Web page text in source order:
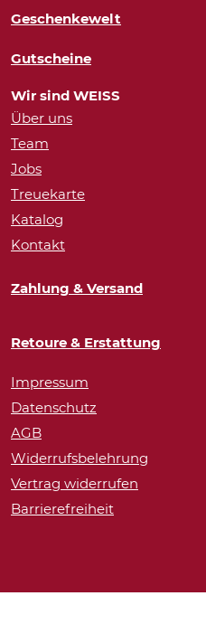
Geschenkewelt
Gutscheine
Wir sind WEISS
Über uns
Team
Jobs
Treuekarte
Katalog
Kontakt
Zahlung & Versand
Retoure & Erstattung
Impressum
Datenschutz
AGB
Widerrufsbelehrung
Vertrag widerrufen
Barrierefreiheit